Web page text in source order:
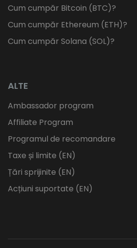
Cum cumpăr Bitcoin (BTC)?
Cum cumpăr Ethereum (ETH)?
Cum cumpăr Solana (SOL)?
ALTE
Ambassador program
Affiliate Program
Programul de recomandare
Taxe și limite (EN)
Țări sprijinite (EN)
Acțiuni suportate (EN)